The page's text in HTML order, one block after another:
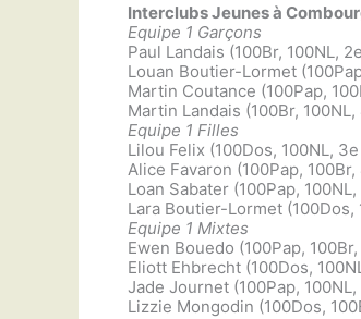
Interclubs Jeunes à
Equipe 1 Garçons
Paul Landais (100Br, 100NL,
Louan Boutier-Lormet
Martin Coutance (100Pap,
Martin Landais (100Br,
Equipe 1 Filles
Lilou Felix (100Dos, 100NL,
Alice Favaron (100Pap,
Loan Sabater (100Pap,
Lara Boutier-Lormet
Equipe 1 Mixtes
Ewen Bouedo (100Pap,
Eliott Ehbrecht (100Dos,
Jade Journet (100Pap,
Lizzie Mongodin (100Dos,